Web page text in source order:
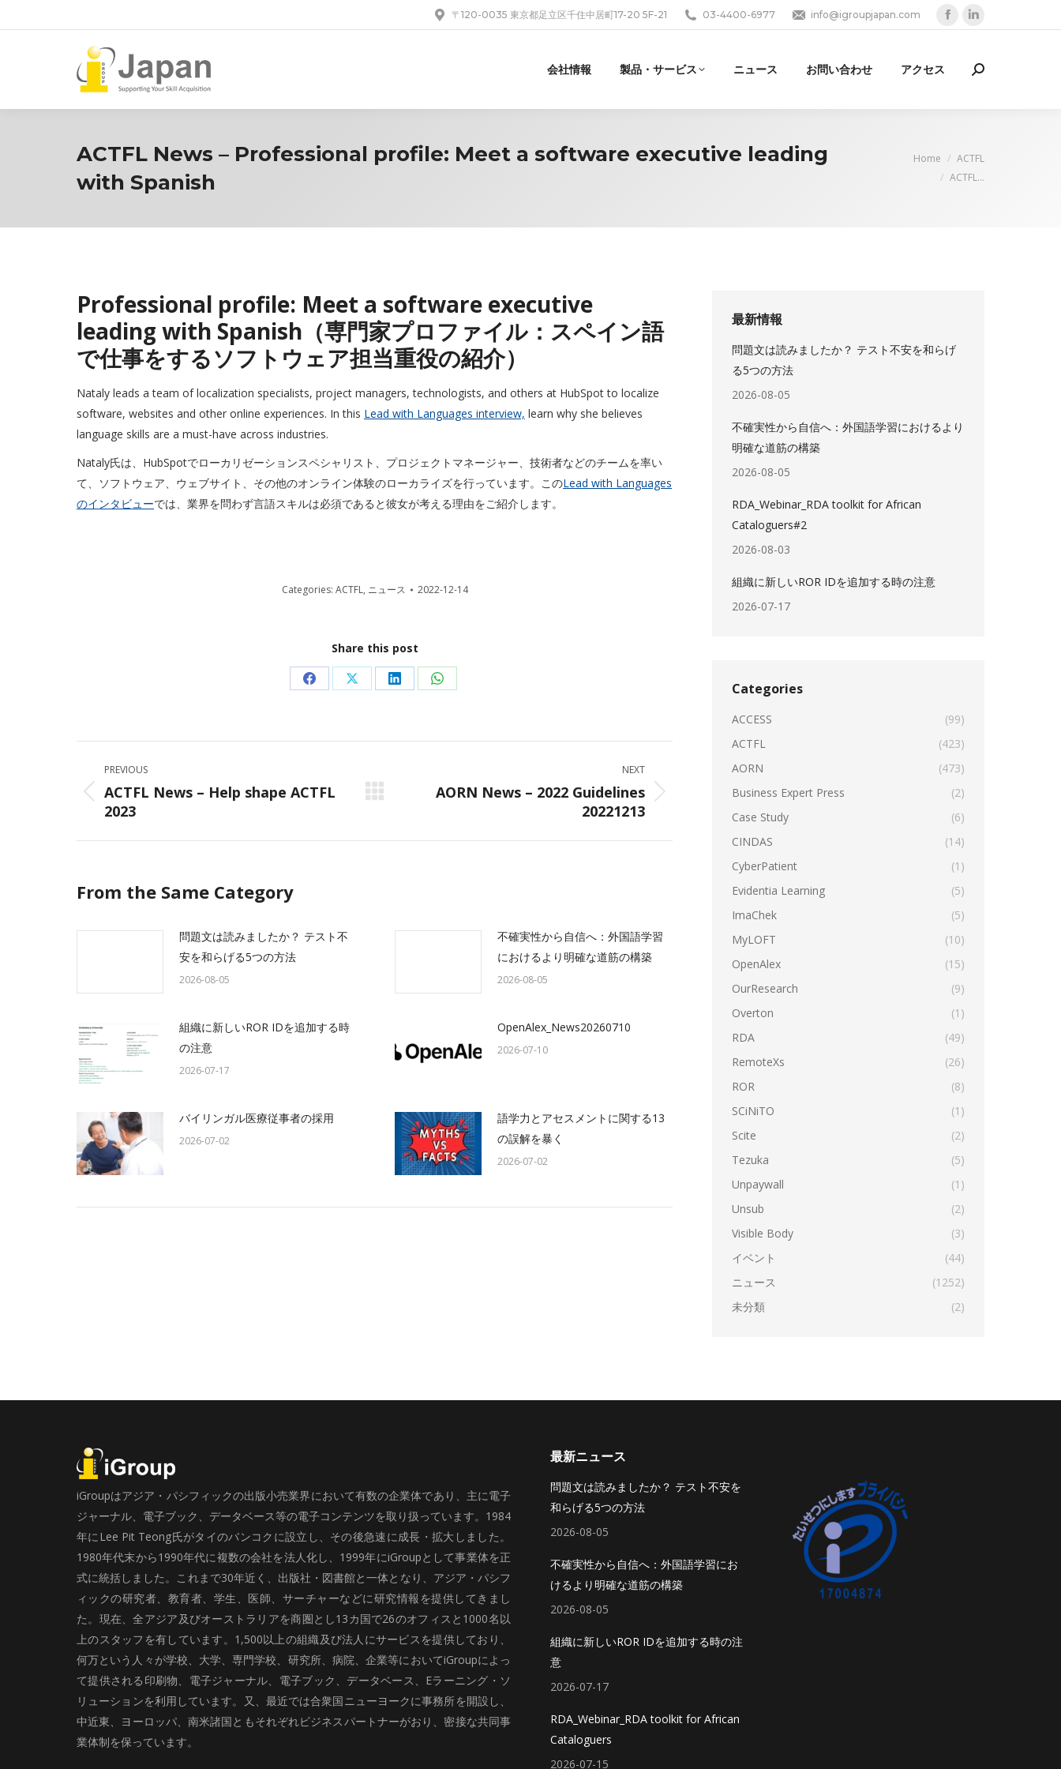
〒120-0035 東京都足立区千住中居町17-20 5F-21 03-4400-6977 info@igroupjapan.com
opensopens
会社情報 製品・サービス ニュース お問い合わせ アクセス Search:
ACTFL News – Professional profile: Meet a software executive leading
with Spanish
You are here:
Home
ACTFL
ACTFL…
Professional profile: Meet a software executive
leading with Spanish（専門家プロファイル：スペイン語
で仕事をするソフトウェア担当重役の紹介）
Nataly leads a team of localization specialists, project managers, technologists, and others at HubSpot to localize
software, websites and other online experiences. In this Lead with Languages interview, learn why she believes
language skills are a must-have across industries.
Nataly氏は、HubSpotでローカリゼーションスペシャリスト、プロジェクトマネージャー、技術者などのチームを率い
て、ソフトウェア、ウェブサイト、その他のオンライン体験のローカライズを行っています。このLead with Languages
のインタビューでは、業界を問わず言語スキルは必須であると彼女が考える理由をご紹介します。
Categories: ACTFL, ニュース 2022-12-14
Share this post
Share
Facebook
Share
X
Share
LinkedIn
Share
WhatsApp
navigation
PREVIOUS
Previous
post:
ACTFL News – Help shape ACTFL
2023
NEXT
AORN News – 2022 Guidelines
20221213
From the Same Category
問題文は読みましたか？ テスト不
安を和らげる5つの方法
2026-08-05
不確実性から自信へ：外国語学習
におけるより明確な道筋の構築
2026-08-05
組織に新しいROR IDを追加する時
の注意
2026-07-17
OpenAlex_News20260710
2026-07-10
バイリンガル医療従事者の採用
2026-07-02
語学力とアセスメントに関する13
の誤解を暴く
2026-07-02
最新情報
問題文は読みましたか？ テスト不安を和らげ
る5つの方法
2026-08-05
不確実性から自信へ：外国語学習におけるより
明確な道筋の構築
2026-08-05
RDA_Webinar_RDA toolkit for African
Cataloguers#2
2026-08-03
組織に新しいROR IDを追加する時の注意
2026-07-17
Categories
ACCESS
(99)
ACTFL
(423)
AORN
(473)
Business Expert Press
(2)
Case Study
(6)
CINDAS
(14)
CyberPatient
(1)
Evidentia Learning
(5)
ImaChek
(5)
MyLOFT
(10)
OpenAlex
(15)
OurResearch
(9)
Overton
(1)
RDA
(49)
RemoteXs
(26)
ROR
(8)
SCiNiTO
(1)
Scite
(2)
Tezuka
(5)
Unpaywall
(1)
Unsub
(2)
Visible Body
(3)
イベント
(44)
ニュース
(1252)
未分類
(2)
iGroupはアジア・パシフィックの出版小売業界において有数の企業体であり、主に電子
ジャーナル、電子ブック、データベース等の電子コンテンツを取り扱っています。1984
年にLee Pit Teong氏がタイのバンコクに設立し、その後急速に成長・拡大しました。
1980年代末から1990年代に複数の会社を法人化し、1999年にiGroupとして事業体を正
式に統括しました。これまで30年近く、出版社・図書館と一体となり、アジア・パシフ
ィックの研究者、教育者、学生、医師、サーチャーなどに研究情報を提供してきまし
た。現在、全アジア及びオーストラリアを商圏とし13カ国で26のオフィスと1000名以
上のスタッフを有しています。1,500以上の組織及び法人にサービスを提供しており、
何万という人々が学校、大学、専門学校、研究所、病院、企業等においてiGroupによっ
て提供される印刷物、電子ジャーナル、電子ブック、データベース、Eラーニング・ソ
リューションを利用しています。又、最近では合衆国ニューヨークに事務所を開設し、
中近東、ヨーロッパ、南米諸国ともそれぞれビジネスパートナーがおり、密接な共同事
業体制を保っています。
最新ニュース
問題文は読みましたか？ テスト不安を
和らげる5つの方法
2026-08-05
不確実性から自信へ：外国語学習にお
けるより明確な道筋の構築
2026-08-05
組織に新しいROR IDを追加する時の注
意
2026-07-17
RDA_Webinar_RDA toolkit for African
Cataloguers
2026-07-15